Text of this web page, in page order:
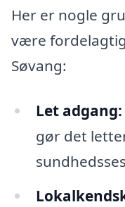
Her er nogle
være
Søvang:
Let adgang:
gør det